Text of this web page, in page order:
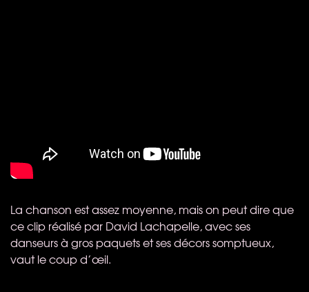
La chanson est assez moyenne, mais on peut dire que
ce clip réalisé par David Lachapelle, avec ses
danseurs à gros paquets et ses décors somptueux,
vaut le coup d’œil.